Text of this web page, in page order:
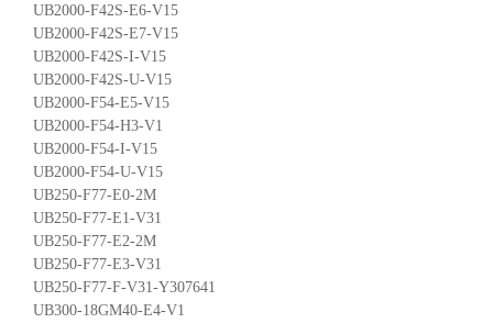
UB2000-F42S-E6-V15
UB2000-F42S-E7-V15
UB2000-F42S-I-V15
UB2000-F42S-U-V15
UB2000-F54-E5-V15
UB2000-F54-H3-V1
UB2000-F54-I-V15
UB2000-F54-U-V15
UB250-F77-E0-2M
UB250-F77-E1-V31
UB250-F77-E2-2M
UB250-F77-E3-V31
UB250-F77-F-V31-Y307641
UB300-18GM40-E4-V1